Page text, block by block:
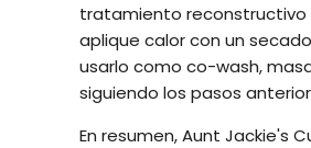
tratamiento reconstructivo
aplique calor con un
usarlo como co-wash,
siguiendo los pasos
En resumen, Aunt Jackie's